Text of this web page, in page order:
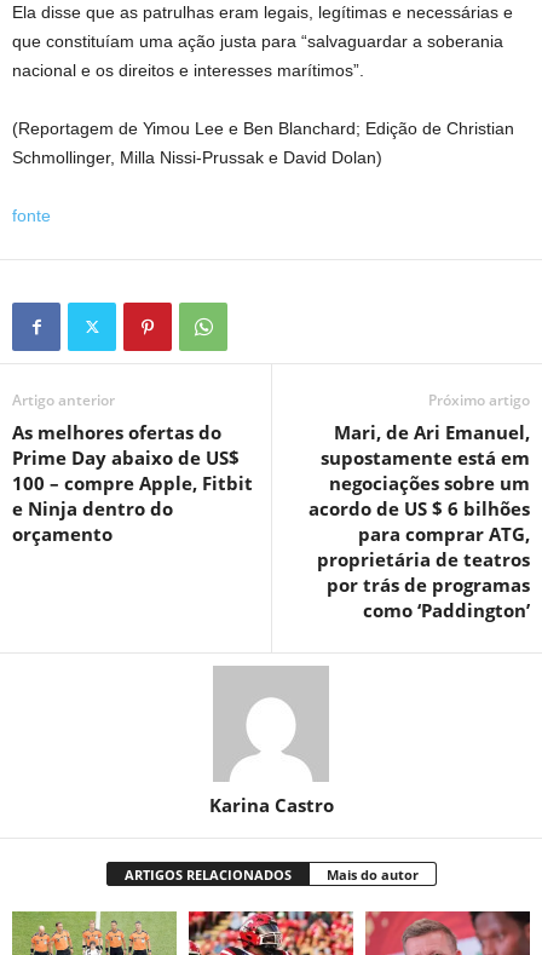
Ela ‌disse que as patrulhas eram legais, legítimas e necessárias e
que constituíam uma ação justa para “salvaguardar a soberania
nacional e os direitos e interesses marítimos”.
(Reportagem de Yimou Lee e Ben Blanchard; Edição de Christian
Schmollinger, Milla Nissi-Prussak e David Dolan)
fonte
Artigo anterior
As melhores ofertas do
Prime Day abaixo de US$
100 – compre Apple, Fitbit
e Ninja dentro do
orçamento
Próximo artigo
Mari, de Ari Emanuel,
supostamente está em
negociações sobre um
acordo de US $ 6 bilhões
para comprar ATG,
proprietária de teatros
por trás de programas
como ‘Paddington’
Karina Castro
ARTIGOS RELACIONADOS Mais do autor